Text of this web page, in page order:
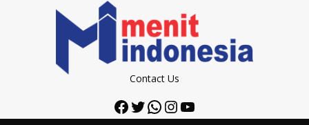
Contact Us
Facebook
Twitter
WhatsApp
Instagram
YouTube